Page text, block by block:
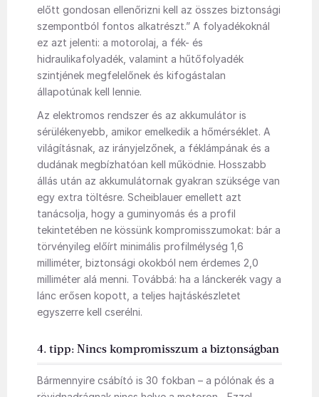
előtt gondosan ellenőrizni kell az összes biztonsági
szempontból fontos alkatrészt.” A folyadékoknál
ez azt jelenti: a motorolaj, a fék- és
hidraulikafolyadék, valamint a hűtőfolyadék
szintjének megfelelőnek és kifogástalan
állapotúnak kell lennie.
Az elektromos rendszer és az akkumulátor is
sérülékenyebb, amikor emelkedik a hőmérséklet. A
világításnak, az irányjelzőnek, a féklámpának és a
dudának megbízhatóan kell működnie. Hosszabb
állás után az akkumulátornak gyakran szüksége van
egy extra töltésre. Scheiblauer emellett azt
tanácsolja, hogy a guminyomás és a profil
tekintetében ne kössünk kompromisszumokat: bár a
törvényileg előírt minimális profilmélység 1,6
milliméter, biztonsági okokból nem érdemes 2,0
milliméter alá menni. Továbbá: ha a lánckerék vagy a
lánc erősen kopott, a teljes hajtáskészletet
egyszerre kell cserélni.
4. tipp: Nincs kompromisszum a biztonságban
Bármennyire csábító is 30 fokban – a pólónak és a